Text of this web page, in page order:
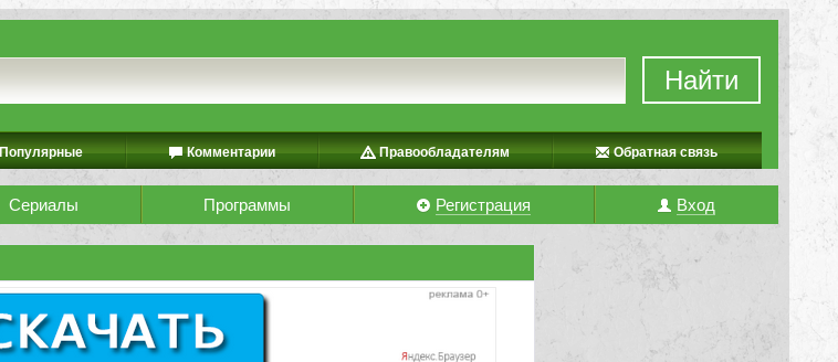
Найти
Популярные Комментарии Правообладателям Обратная связь
Сериалы Программы Регистрация Вход